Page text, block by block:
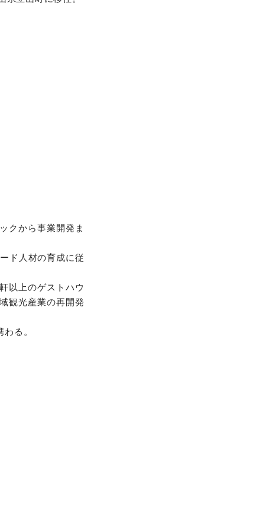
クから事業開発ま
ド人材の育成に従
以上のゲストハウ
観光産業の再開発
る。